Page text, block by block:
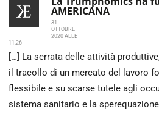
AMERICANA
31
OTTOBRE
2020 ALLE
11.26
[…] La serrata delle attività
il tracollo di un mercato del lavoro
flessibile e su scarse tutele agli
sistema sanitario e la